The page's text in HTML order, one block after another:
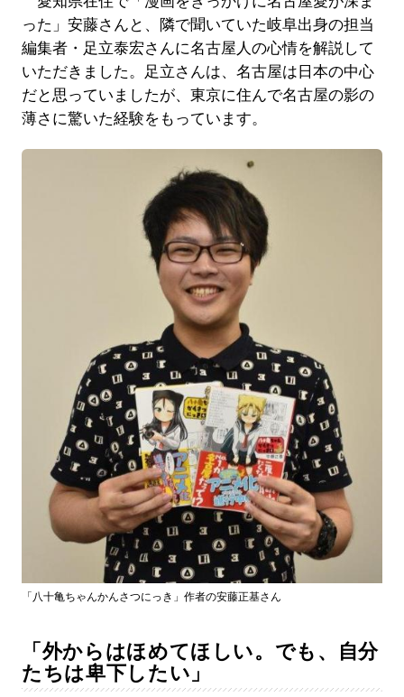
った」安藤さんと、隣で聞いていた岐阜出身の担当
編集者・足立泰宏さんに名古屋人の心情を解説して
いただきました。足立さんは、名古屋は日本の中心
だと思っていましたが、東京に住んで名古屋の影の
薄さに驚いた経験をもっています。
「八十亀ちゃんかんさつにっき」作者の安藤正基さん
「外からはほめてほしい。でも、自分
たちは卑下したい」